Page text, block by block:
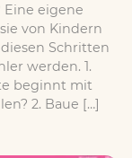
eigene
von Kindern
Schritten
werden. 1.
beginnt mit
2. Baue […]